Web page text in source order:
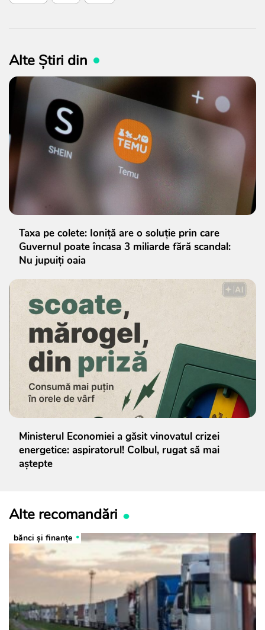
Alte Știri din
Taxa pe colete: Ioniță are o soluție prin care
Guvernul poate încasa 3 miliarde fără scandal:
Nu jupuiți oaia
Ministerul Economiei a găsit vinovatul crizei
energetice: aspiratorul! Colbul, rugat să mai
aștepte
Alte recomandări
bănci şi finanţe